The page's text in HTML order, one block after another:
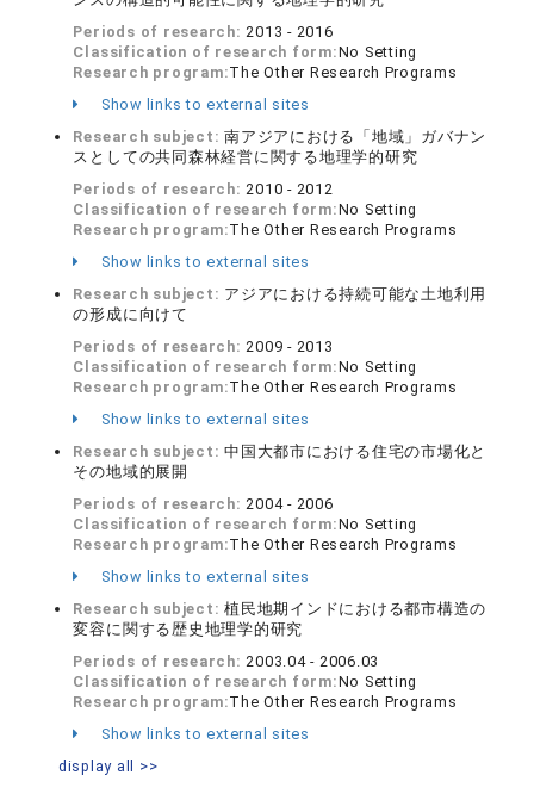
Periods of research:2013 - 2016
Classification of research form:No Setting
Research program:The Other Research Programs
Show links to external sites
Research subject:南アジアにおける「地域」ガバナン
スとしての共同森林経営に関する地理学的研究
Periods of research:2010 - 2012
Classification of research form:No Setting
Research program:The Other Research Programs
Show links to external sites
Research subject: アジアにおける持続可能な土地利用
の形成に向けて
Periods of research:2009 - 2013
Classification of research form:No Setting
Research program:The Other Research Programs
Show links to external sites
Research subject:中国大都市における住宅の市場化と
その地域的展開
Periods of research:2004 - 2006
Classification of research form:No Setting
Research program:The Other Research Programs
Show links to external sites
Research subject:植民地期インドにおける都市構造の
変容に関する歴史地理学的研究
Periods of research:2003.04 - 2006.03
Classification of research form:No Setting
Research program:The Other Research Programs
Show links to external sites
display all >>